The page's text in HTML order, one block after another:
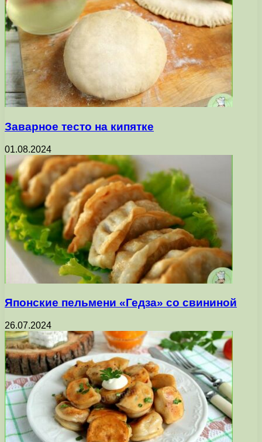
Заварное тесто на кипятке
01.08.2024
Японские пельмени «Гедза» со свининой
26.07.2024